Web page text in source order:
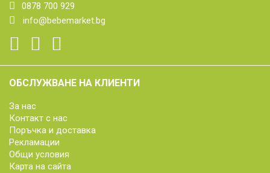
0878 700 929
info@bebemarket.bg
ОБСЛУЖВАНЕ НА КЛИЕНТИ
За нас
Контакт с нас
Поръчка и доставка
Рекламации
Общи условия
Карта на сайта